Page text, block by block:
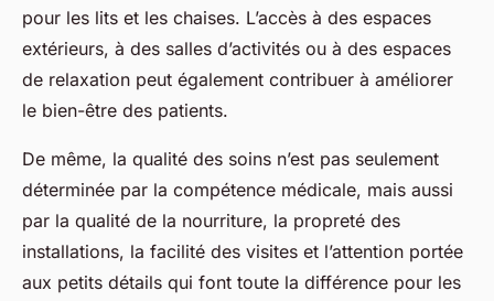
pour les lits et les chaises. L’accès à des espaces
extérieurs, à des salles d’activités ou à des espaces
de relaxation peut également contribuer à améliorer
le bien-être des patients.
De même, la qualité des soins n’est pas seulement
déterminée par la compétence médicale, mais aussi
par la qualité de la nourriture, la propreté des
installations, la facilité des visites et l’attention portée
aux petits détails qui font toute la différence pour les